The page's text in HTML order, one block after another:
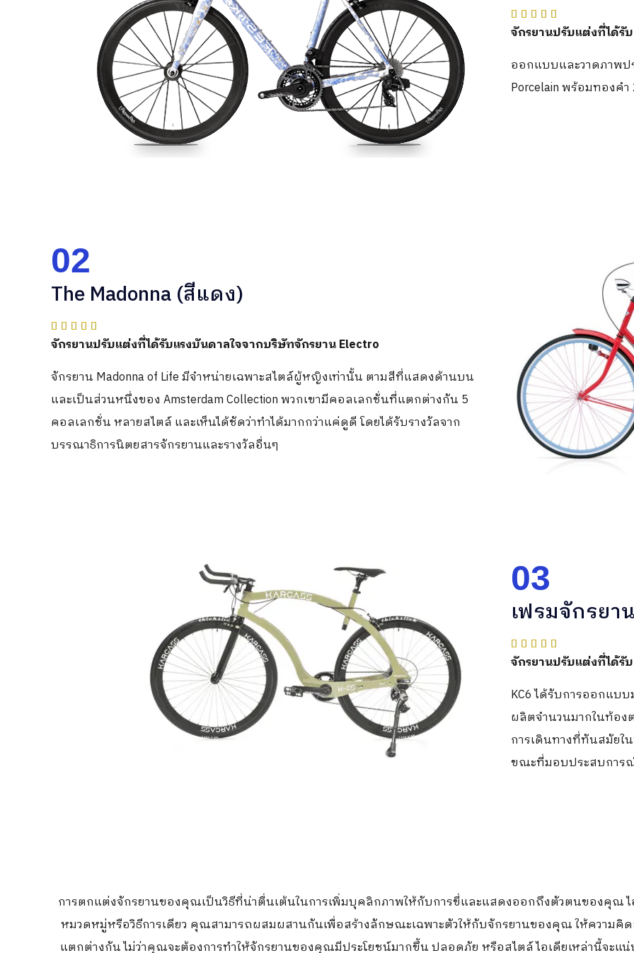
    
จักรยานปรับแต่งที่ได้รั
ออกแบบและวาดภาพป
Porcelain พร้อมทองค
02
The Madonna (สีแดง)
    
จักรยานปรับแต่งที่ได้รับแรงบันดาลใจจากบริษัทจักรยาน Electro
จักรยาน Madonna of Life มีจำหน่ายเฉพาะสไตล์ผู้หญิงเท่านั้น ตามสีที่แสดงด้านบน
และเป็นส่วนหนึ่งของ Amsterdam Collection พวกเขามีคอลเลกชั่นที่แตกต่างกัน 5
คอลเลกชั่น หลายสไตล์ และเห็นได้ชัดว่าทำได้มากกว่าแค่ดูดี โดยได้รับรางวัลจาก
บรรณาธิการนิตยสารจักรยานและรางวัลอื่นๆ
03
เฟรมจักรยา
    
จักรยานปรับแต่งที่ได้รั
KC6 ได้รับการออกแบ
ผลิตจำนวนมากในท้อง
การเดินทางที่ทันสมัย
ขณะที่มอบประสบการ
การตกแต่งจักรยานของคุณเป็นวิธีที่น่าตื่นเต้นในการเพิ่มบุคลิกภาพให้กับการขี่และแสดงออกถึงตัวตนของคุณ ไ
หมวดหมู่หรือวิธีการเดียว คุณสามารถผสมผสานกันเพื่อสร้างลักษณะเฉพาะตัวให้กับจักรยานของคุณ ให้ความคิ
แตกต่างกัน ไม่ว่าคุณจะต้องการทำให้จักรยานของคุณมีประโยชน์มากขึ้น ปลอดภัย หรือสไตล์ ไอเดียเหล่านี้จะแ